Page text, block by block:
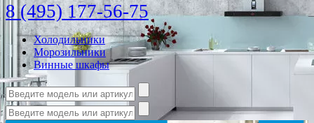
8 (495) 177-56-75
Холодильники
Морозильники
Винные шкафы